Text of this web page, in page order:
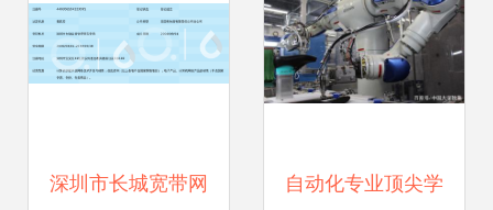
深圳市长城宽带网 自动化专业顶尖学